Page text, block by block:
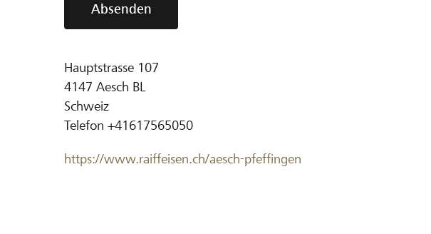
Absenden
Hauptstrasse 107
4147 Aesch BL
Schweiz
Telefon +41617565050
https://www.raiffeisen.ch/aesch-pfeffingen